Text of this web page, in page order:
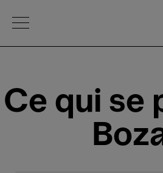
Open Menu
Ce qui se